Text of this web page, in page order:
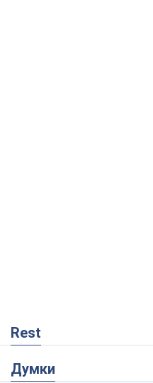
Rest
Думки